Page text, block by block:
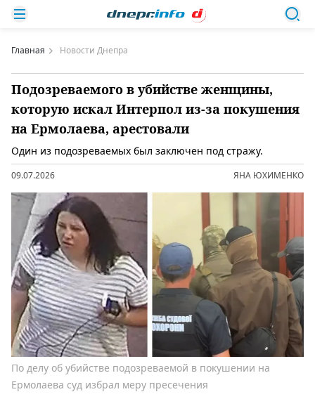
Главная Новости Днепра
Подозреваемого в убийстве женщины,
которую искал Интерпол из-за покушения
на Ермолаева, арестовали
Один из подозреваемых был заключен под стражу.
09.07.2026 ЯНА ЮХИМЕНКО
По делу об убийстве подозреваемой в покушении на
Ермолаева суд избрал меру пресечения